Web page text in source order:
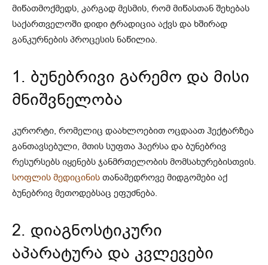
მიწათმოქმედს, კარგად მესმის, რომ მიწასთან შეხებას
საქართველოში დიდი ტრადიცია აქვს და ხშირად
განკურნების პროცესის ნაწილია.
1. ბუნებრივი გარემო და მისი
მნიშვნელობა
კურორტი, რომელიც დაახლოებით ოცდაათ ჰექტარზეა
განთავსებული, მთის სუფთა ჰაერსა და ბუნებრივ
რესურსებს იყენებს ჯანმრთელობის მომსახურებისთვის.
სოფლის მედიცინის თანამედროვე მიდგომები აქ
ბუნებრივ მეთოდებსაც ეფუძნება.
2. დიაგნოსტიკური
აპარატურა და კვლევები